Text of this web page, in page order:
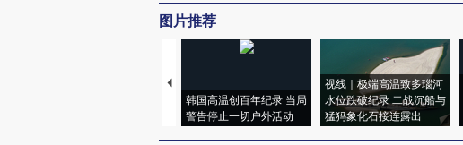
图片推荐
韩国高温创百年纪录 当局
警告停止一切户外活动
视线｜极端高温致多瑙河
水位跌破纪录 二战沉船与
猛犸象化石接连露出